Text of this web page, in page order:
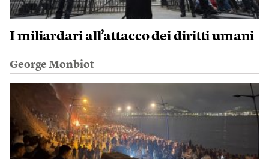
I miliardari all’attacco dei diritti umani
George Monbiot